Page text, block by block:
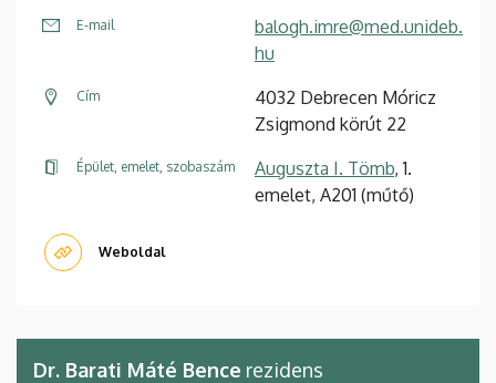
E-mail
balogh.imre@med.unideb.
hu
Cím
4032 Debrecen Móricz
Zsigmond körút 22
Épület, emelet, szobaszám Auguszta I. Tömb, 1.
emelet, A201 (műtő)
Weboldal
Dr. Barati Máté Bence rezidens